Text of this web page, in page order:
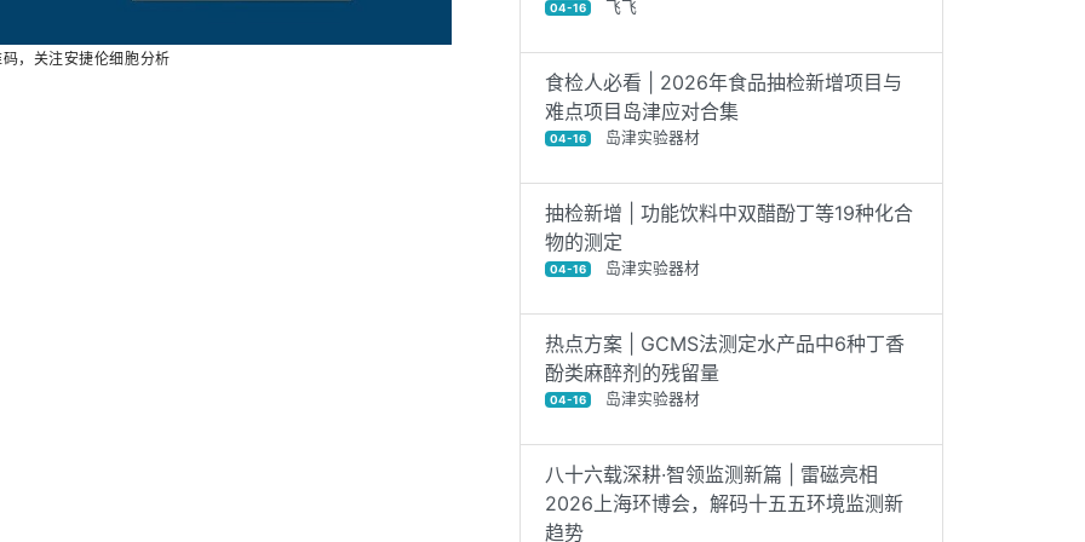
，关注安捷伦细胞分析
04-16 飞飞
食检人必看 | 2026年食品抽检新增项目与
难点项目岛津应对合集
04-16 岛津实验器材
抽检新增 | 功能饮料中双醋酚丁等19种化合
物的测定
04-16 岛津实验器材
热点方案 | GCMS法测定水产品中6种丁香
酚类麻醉剂的残留量
04-16 岛津实验器材
八十六载深耕·智领监测新篇 | 雷磁亮相
2026上海环博会，解码十五五环境监测新
趋势